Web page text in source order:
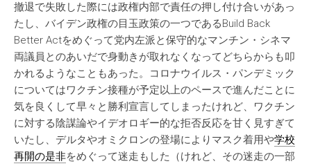
撤退で失敗した際には政権内部で責任の押し付け合いがあっ
たし、バイデン政権の目玉政策の一つであるBuild Back
Better Actをめぐって党内左派と保守的なマンチン・シネマ
両議員とのあいだで身動きが取れなくなってどちらからも叩
かれるようなこともあった。コロナウイルス・パンデミック
についてはワクチン接種が予定以上のペースで進んだことに
気を良くして早々と勝利宣言してしまったけれど、ワクチン
に対する陰謀論やイデオロギー的な拒否反応を甘く見すぎて
いたし、デルタやオミクロンの登場によりマスク着用や学校
再開の是非をめぐって迷走もした（けれど、その迷走の一部